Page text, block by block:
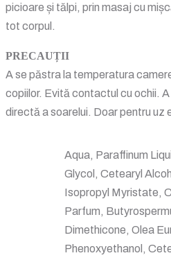
picioare și tălpi, prin masaj cu
tot corpul.
PRECAUȚII
A se păstra la temperatura
copiilor. Evită contactul cu ochii. A
directă a soarelui. Doar pentru uz
Aqua, Paraffinum
Glycol, Cetearyl
Isopropyl Myristate,
Parfum,
Dimethicone, Olea
Phenoxyethanol,